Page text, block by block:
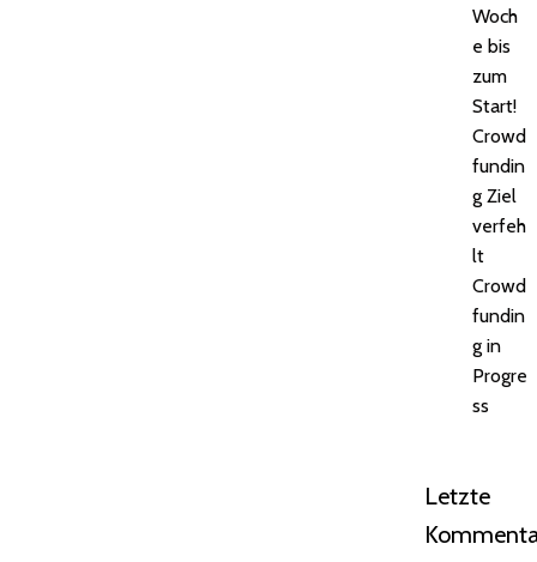
Woch
e bis
zum
Start!
Crowd
fundin
g Ziel
verfeh
lt
Crowd
fundin
g in
Progre
ss
Letzte